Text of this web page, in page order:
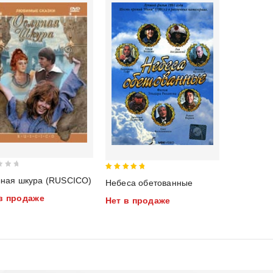
шкура (RUSCICO)
продаже
Небеса обетованные
Нет в продаже